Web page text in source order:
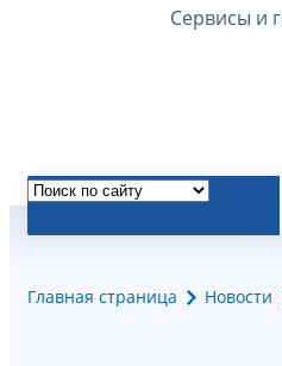
Сервисы и
Главная страница Новости